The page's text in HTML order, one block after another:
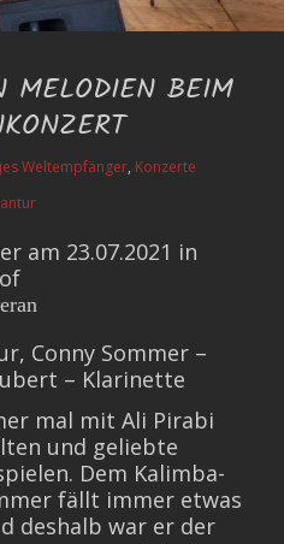
MELODIEN BEIM
Weltempfänger, Konzerte
am 23.07.2021 in
Conny Sommer –
– Klarinette
mal mit Ali Pirabi
und geliebte
Dem Kalimba-
fällt immer etwas
deshalb war er der